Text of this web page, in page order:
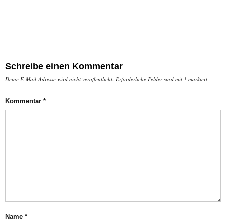
Schreibe einen Kommentar
Deine E-Mail-Adresse wird nicht veröffentlicht. Erforderliche Felder sind mit * markiert
Kommentar *
Name *